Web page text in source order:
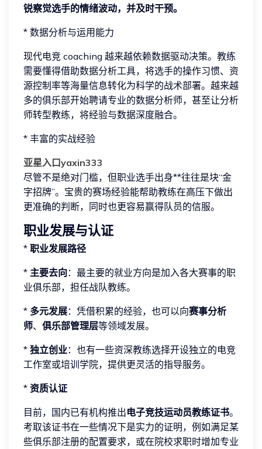
锐察觉选手的情绪波动，并及时干预。
* 数据分析与运用能力
现代电竞 coaching 越来越依赖数据驱动决策。教练
需要懂得借助数据分析工具，将选手的操作习惯、资
源控制率等海量信息转化为科学的战术部署。越来越
多的俱乐部开始聘请专业的数据分析师，甚至让分析
师转型教练，将经验与数据深度融合。
* 丰富的实战经验
亚星入口yaxin333
尽管不是绝对门槛，但职业选手出身**往往是块“金
字招牌”。宝贵的赛场经验能帮助教练在高压下做出
更准确的判断，同时也更容易赢得队员的信服。
职业发展与认证
* 职业发展路径
* 主要去向：最主要的就业方向是加入各大赛事的职
业俱乐部，担任战队教练。
* 多元发展：凭借积累的经验，也可以向赛事分析
师、 俱乐部管理层等领域发展。
* 独立创业：也有一些资深教练选择开设独立的电竞
工作室或培训学院，提供更灵活的指导服务。
* 资质认证
目前，国内已有机构推出电子竞技运动员教练证书。
考取该证书在一些情况下是实力的证明，例如满足某
些俱乐部注册的配置要求，或在院校求职时增加专业